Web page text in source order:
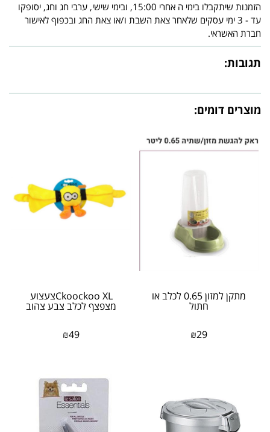
הזמנות שיתקבלו בימי ה אחרי 15:00, ובימי שישי, ערבי חג וחג, יסופקו
עד - 3 ימי עסקים שלאחר צאת השבת ו/או צאת החג ובכפוף לאישור
חברת האשראי.
תגובות:
מוצרים דומים:
מתקן למזון 0.65 לכלב או
חתול
₪29
Ckoockoo XLצעצוע
מצפצף לכלב צבע צהוב
₪49